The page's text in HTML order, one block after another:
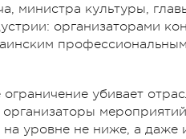
министра культуры,
организаторами
убивает
на уровне не ниже, а